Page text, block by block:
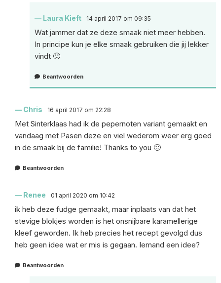
Laura Kieft 14 april 2017 om 09:35
Wat jammer dat ze deze smaak niet meer hebben.
In principe kun je elke smaak gebruiken die jij lekker
vindt 🙂
Beantwoorden
Chris 16 april 2017 om 22:28
Met Sinterklaas had ik de pepernoten variant gemaakt en
vandaag met Pasen deze en viel wederom weer erg goed
in de smaak bij de familie! Thanks to you 🙂
Beantwoorden
Renee 01 april 2020 om 10:42
ik heb deze fudge gemaakt, maar inplaats van dat het
stevige blokjes worden is het onsnijbare karamellerige
kleef geworden. Ik heb precies het recept gevolgd dus
heb geen idee wat er mis is gegaan. Iemand een idee?
Beantwoorden